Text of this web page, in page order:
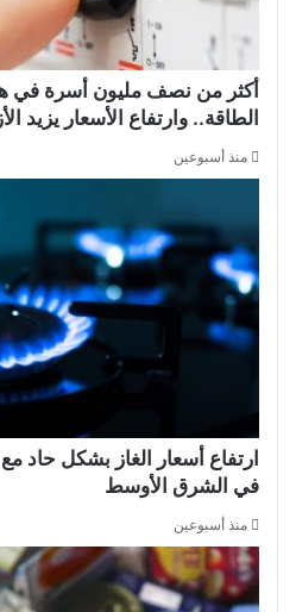
أكثر من نصف مليون أسرة في
الطاقة.. وارتفاع الأسعار يزيد
منذ أسبوعين
ارتفاع أسعار الغاز بشكل حاد
في الشرق الأوسط
منذ أسبوعين